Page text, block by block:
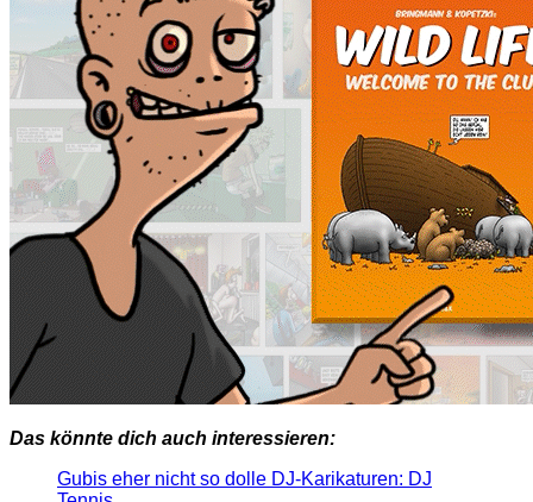
Das könnte dich auch interessieren:
Gubis eher nicht so dolle DJ-Karikaturen: DJ